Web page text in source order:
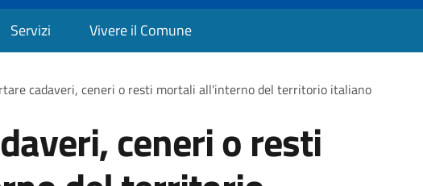
Servizi Vivere il Comune
cadaveri, ceneri o resti mortali all'interno del territorio italiano
ceneri o resti